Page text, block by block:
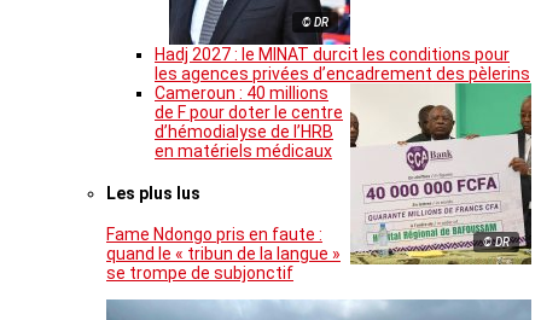
© DR
Hadj 2027 : le MINAT durcit les conditions pour
les agences privées d’encadrement des pèlerins
© DR
Cameroun : 40 millions
de F pour doter le centre
d’hémodialyse de l’HRB
en matériels médicaux
Les plus lus
Fame Ndongo pris en faute :
quand le « tribun de la langue »
se trompe de subjonctif